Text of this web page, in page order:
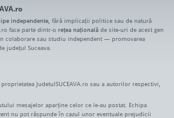
independente , fără implicații politice sau de natură
face parte dintr-o rețea națională de site-uri de acest gen
colaborare sau studiu independent — promovarea
județul Suceava.
JudetulSUCEAVA.ro sau a autorilor respectivi,
mesajelor aparține celor ce le-au postat. Echipa
nu pot răspunde în cazul unor eventuale prejudicii